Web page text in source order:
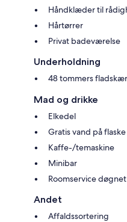
Håndklæder til
Hårtørrer
Privat badeværelse
Underholdning
48 tommers
Mad og drikke
Elkedel
Gratis vand på flaske
Kaffe-/temaskine
Minibar
Roomservice
Andet
Affaldssortering